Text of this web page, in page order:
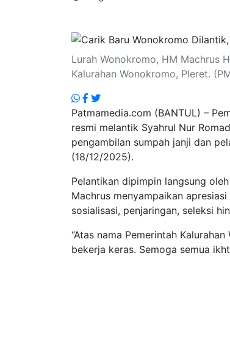
Lurah Wonokromo, HM Machrus
Kalurahan Wonokromo, Pleret.
Patmamedia.com (BANTUL) –
resmi melantik Syahrul Nur
pengambilan sumpah janji dan
(18/12/2025).
Pelantikan dipimpin langsung
Machrus menyampaikan
sosialisasi, penjaringan, seleksi
“Atas nama Pemerintah
bekerja keras. Semoga semua